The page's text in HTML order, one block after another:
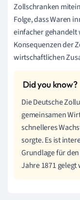
Zollschranken
Folge, dass Waren
einfacher gehandelt
Konsequenzen der
wirtschaftlichen
Die Deutsche
gemeinsamen
schnelleres
sorgte. Es ist
Grundlage für
Jahre 1871 gelegt